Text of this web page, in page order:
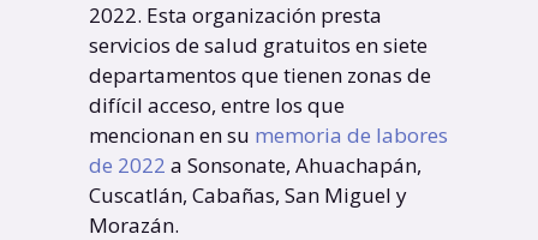
2022. Esta organización presta
servicios de salud gratuitos en siete
departamentos que tienen zonas de
difícil acceso, entre los que
mencionan en su memoria de labores
de 2022 a Sonsonate, Ahuachapán,
Cuscatlán, Cabañas, San Miguel y
Morazán.